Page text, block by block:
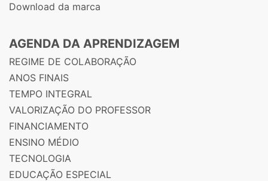
Download da marca
AGENDA DA APRENDIZAGEM
REGIME DE COLABORAÇÃO
ANOS FINAIS
TEMPO INTEGRAL
VALORIZAÇÃO DO PROFESSOR
FINANCIAMENTO
ENSINO MÉDIO
TECNOLOGIA
EDUCAÇÃO ESPECIAL